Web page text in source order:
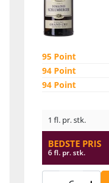
95 Point
94 Point
94 Point
1 fl. pr. stk.
BEDSTE PRIS
6 fl. pr. stk.